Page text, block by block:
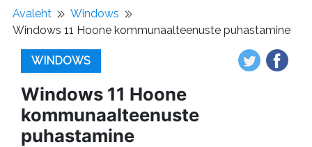
Avaleht
Windows
Windows 11 Hoone kommunaalteenuste puhastamine
WINDOWS
Windows 11 Hoone
kommunaalteenuste
puhastamine